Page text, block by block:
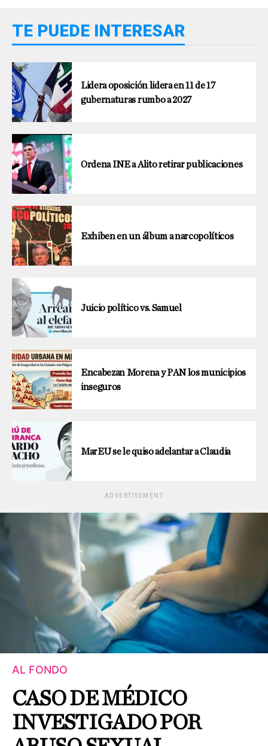
TE PUEDE INTERESAR
Lidera oposición lidera en 11 de 17
gubernaturas rumbo a 2027
Ordena INE a Alito retirar publicaciones
Exhiben en un álbum a narcopolíticos
Juicio político vs. Samuel
Encabezan Morena y PAN los municipios
inseguros
MarEU se le quiso adelantar a Claudia
ADVERTISEMENT
AL FONDO
CASO DE MÉDICO
INVESTIGADO POR